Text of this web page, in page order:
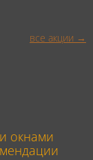
все акции
окнами